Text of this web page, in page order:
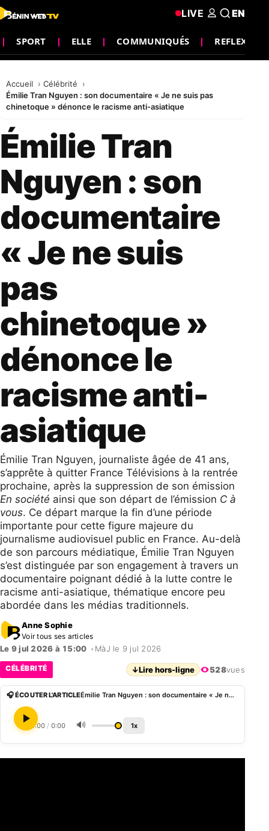
SPORT ELLE COMMUNIQUÉS
LIVE EN
Accueil
Célébrité
Émilie Tran Nguyen : son documentaire « Je ne suis pas
chinetoque » dénonce le racisme anti-asiatique
Émilie Tran
Nguyen : son
documentaire
« Je ne suis
pas
chinetoque »
dénonce le
racisme anti-
asiatique
Émilie Tran Nguyen, journaliste âgée de 41 ans,
s’apprête à quitter France Télévisions à la rentrée
prochaine, après la suppression de son émission
En société ainsi que son départ de l’émission C à
vous. Ce départ marque la fin d’une période
importante pour cette figure majeure du
journalisme audiovisuel public en France. Au-delà
de son parcours médiatique, Émilie Tran Nguyen
s’est distinguée par son engagement à travers un
documentaire poignant dédié à la lutte contre le
racisme anti-asiatique, thématique encore peu
abordée dans les médias traditionnels.
Anne Sophie
Voir tous ses articles
Le 9 jul 2026 à 15:00 • MàJ le 9 jul 2026
CÉLÉBRITÉ ↓Lire hors-ligne 528vues
🎧 ÉCOUTER L'ARTICLE Émilie Tran Nguyen : son documentaire « Je ne suis pas chinetoque » dénonce le racisme anti-asiatique
0:00 / 0:00 🔊 1x